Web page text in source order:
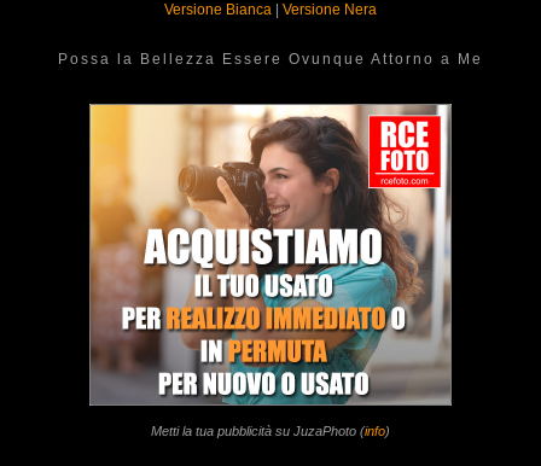
Versione Bianca
Versione Nera
Possa la Bellezza Essere Ovunque Attorno a Me
Metti la tua pubblicità su JuzaPhoto (info)